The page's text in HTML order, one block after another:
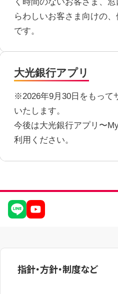
らわしいお客さま向けの
です。
大光銀行アプリ
※2026年9月30日をもって
いたします。
今後は大光銀行アプリ〜
利用ください。
指針・方針・制度など